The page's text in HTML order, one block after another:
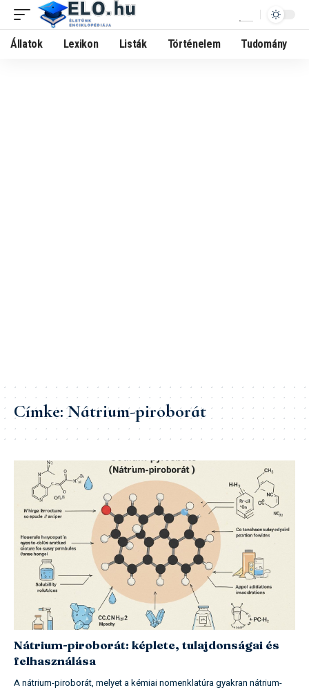
Állatok Lexikon Listák Történelem Tudomány
Címke:Nátrium-piroborát
Nátrium-piroborát: képlete, tulajdonságai és
felhasználása
A nátrium-piroborát, melyet a kémiai nomenklatúra gyakran nátrium-